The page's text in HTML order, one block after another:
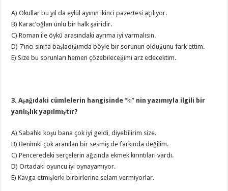
A) Okullar bu yıl da eylül ayının ikinci pazertesi açılıyor.
B) Karac’oğlan ünlü bir halk şairidir.
C) Roman ile öykü arasındaki ayrıma iyi varmalısın.
D) 7’inci sınıfa başladığımda böyle bir sorunun olduğunu fark ettim.
E) Size bu sorunları hemen çözebileceğimi arz edecektim.
3. Aşağıdaki cümlelerin hangisinde “ki” nin yazımıyla ilgili bir
yanlışlık yapılmıştır?
A) Sabahki koşu bana çok iyi geldi, diyebilirim size.
B) Benimki çok aranılan bir sesmiş de farkında değilim.
C) Penceredeki serçelerin ağzında ekmek kırıntıları vardı.
D) Ortadaki oyuncu iyi oynayamıyor.
E) Kavga etmişlerki birbirlerine selam vermiyorlar.